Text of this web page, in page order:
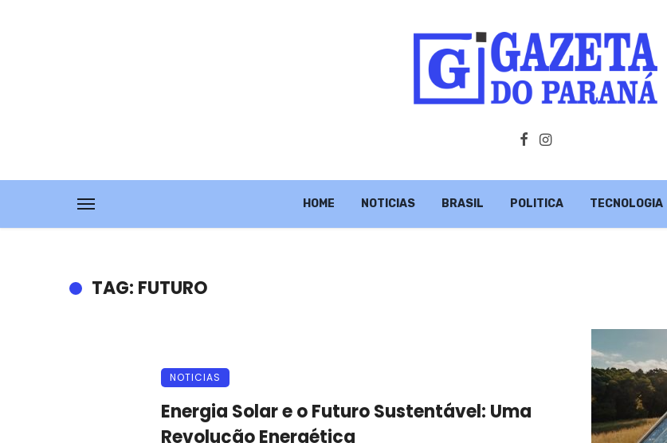
HOME NOTICIAS BRASIL POLITICA TECNOLOGIA
TAG: FUTURO
NOTICIAS
Energia Solar e o Futuro Sustentável: Uma
Revolução Energética